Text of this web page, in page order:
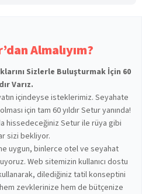
Almalıyım?
Sizlerle Buluşturmak İçin 60
Varız.
içindeyse isteklerimiz. Seyahate
için tam 60 yıldır Setur yanında!
hissedeceğiniz Setur ile rüya gibi
sizi bekliyor.
uygun, binlerce otel ve seyahat
Web sitemizin kullanıcı dostu
dilediğiniz tatil konseptini
zevklerinize hem de bütçenize